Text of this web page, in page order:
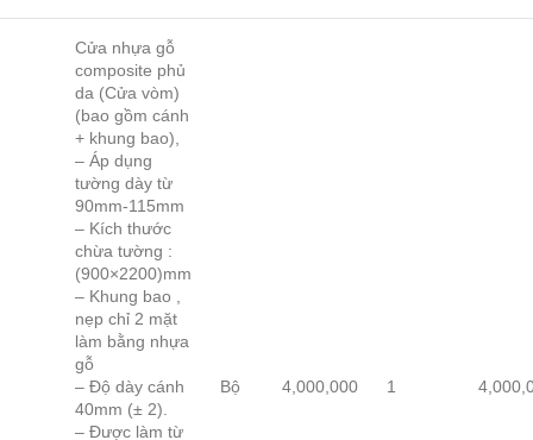
Cửa nhựa gỗ
composite phủ
da (Cửa vòm)
(bao gồm cánh
+ khung bao),
– Áp dụng
tường dày từ
90mm-115mm
– Kích thước
chừa tường :
(900×2200)mm
– Khung bao ,
nẹp chỉ 2 mặt
làm bằng nhựa
gỗ
– Độ dày cánh
40mm (± 2).
– Được làm từ
Bộ 4,000,000 1